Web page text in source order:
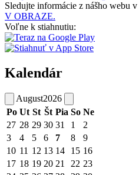
Sledujte informácie z nášho webu v
V OBRAZE.
Voľne k stiahnutiu:
Kalendár
August2026
Po Ut St Št Pia So Ne
27 28 29 30 31 1
2
3
4 5 6 7 8
9
10 11 12 13 14 15 16
17 18 19 20 21 22 23